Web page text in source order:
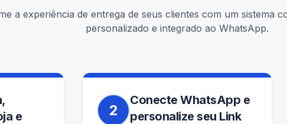
a experiência de entrega de seus clientes com um sistema
personalizado e integrado ao WhatsApp.
e
2
Conecte WhatsApp e
personalize seu Link